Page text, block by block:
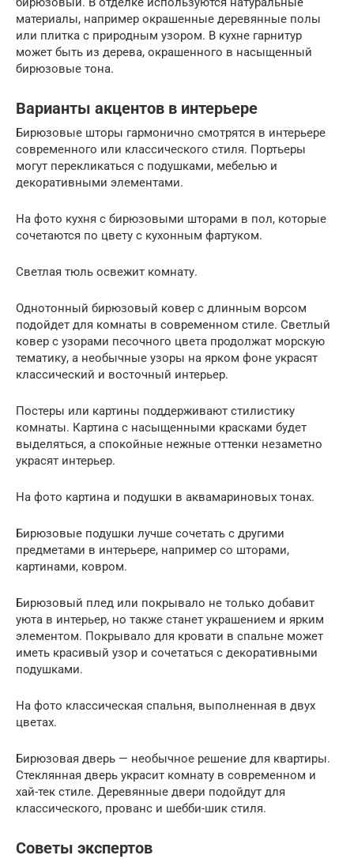
материалы, например окрашенные деревянные полы
или плитка с природным узором. В кухне гарнитур
может быть из дерева, окрашенного в насыщенный
бирюзовые тона.
Варианты акцентов в интерьере
Бирюзовые шторы гармонично смотрятся в интерьере
современного или классического стиля. Портьеры
могут перекликаться с подушками, мебелью и
декоративными элементами.
На фото кухня с бирюзовыми шторами в пол, которые
сочетаются по цвету с кухонным фартуком.
Светлая тюль освежит комнату.
Однотонный бирюзовый ковер с длинным ворсом
подойдет для комнаты в современном стиле. Светлый
ковер с узорами песочного цвета продолжат морскую
тематику, а необычные узоры на ярком фоне украсят
классический и восточный интерьер.
Постеры или картины поддерживают стилистику
комнаты. Картина с насыщенными красками будет
выделяться, а спокойные нежные оттенки незаметно
украсят интерьер.
На фото картина и подушки в аквамариновых тонах.
Бирюзовые подушки лучше сочетать с другими
предметами в интерьере, например со шторами,
картинами, ковром.
Бирюзовый плед или покрывало не только добавит
уюта в интерьер, но также станет украшением и ярким
элементом. Покрывало для кровати в спальне может
иметь красивый узор и сочетаться с декоративными
подушками.
На фото классическая спальня, выполненная в двух
цветах.
Бирюзовая дверь — необычное решение для квартиры.
Стеклянная дверь украсит комнату в современном и
хай-тек стиле. Деревянные двери подойдут для
классического, прованс и шебби-шик стиля.
Советы экспертов